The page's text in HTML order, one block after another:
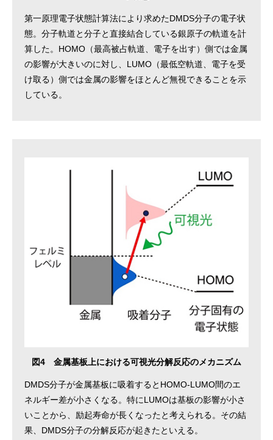
第一原理電子状態計算法により求めたDMDS分子の電子状
態。分子軌道と分子と直接結合している銀原子の軌道を計
算した。HOMO（最高被占軌道、電子を出す）側では金属
の影響が大きいのに対し、LUMO（最低空軌道、電子を受
け取る）側では金属の影響をほとんど無視できることを示
している。
図4 金属基板上における可視光分解反応のメカニズム
DMDS分子が金属基板に吸着するとHOMO-LUMO間のエ
ネルギー差が小さくなる。特にLUMOは基板の影響が小さ
いことから、励起寿命が長くなったと考えられる。その結
果、DMDS分子の分解反応が起きたといえる。